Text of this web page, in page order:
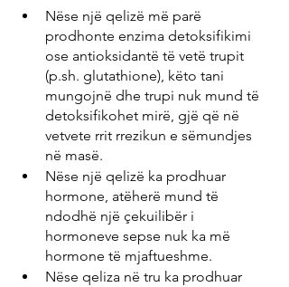
Nëse një qelizë më parë
prodhonte enzima detoksifikimi
ose antioksidantë të vetë trupit
(p.sh. glutathione), këto tani
mungojnë dhe trupi nuk mund të
detoksifikohet mirë, gjë që në
vetvete rrit rrezikun e sëmundjes
në masë.
Nëse një qelizë ka prodhuar
hormone, atëherë mund të
ndodhë një çekuilibër i
hormoneve sepse nuk ka më
hormone të mjaftueshme.
Nëse qeliza në tru ka prodhuar